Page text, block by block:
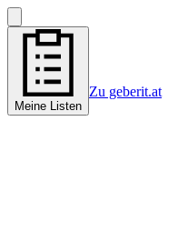
Meine Listen
Zu geberit.at